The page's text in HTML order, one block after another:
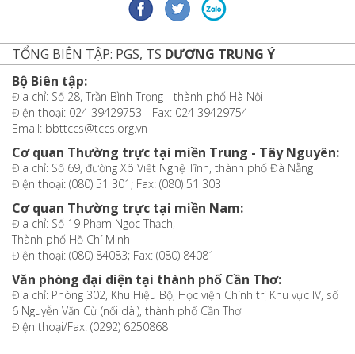
TỔNG BIÊN TẬP: PGS, TS DƯƠNG TRUNG Ý
Bộ Biên tập:
Địa chỉ: Số 28, Trần Bình Trọng - thành phố Hà Nội
Điện thoại: 024 39429753 - Fax: 024 39429754
Email: bbttccs@tccs.org.vn
Cơ quan Thường trực tại miền Trung - Tây Nguyên:
Địa chỉ: Số 69, đường Xô Viết Nghệ Tĩnh, thành phố Đà Nẵng
Điện thoại: (080) 51 301; Fax: (080) 51 303
Cơ quan Thường trực tại miền Nam:
Địa chỉ: Số 19 Phạm Ngọc Thạch,
Thành phố Hồ Chí Minh
Điện thoại: (080) 84083; Fax: (080) 84081
Văn phòng đại diện tại thành phố Cần Thơ:
Địa chỉ: Phòng 302, Khu Hiệu Bộ, Học viện Chính trị Khu vực IV, số
6 Nguyễn Văn Cừ (nối dài), thành phố Cần Thơ
Điện thoại/Fax: (0292) 6250868